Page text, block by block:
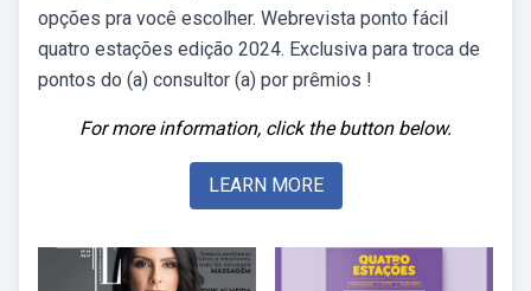
opções pra você escolher. Webrevista ponto fácil
quatro estações edição 2024. Exclusiva para troca de
pontos do (a) consultor (a) por prêmios !
For more information, click the button below.
LEARN MORE